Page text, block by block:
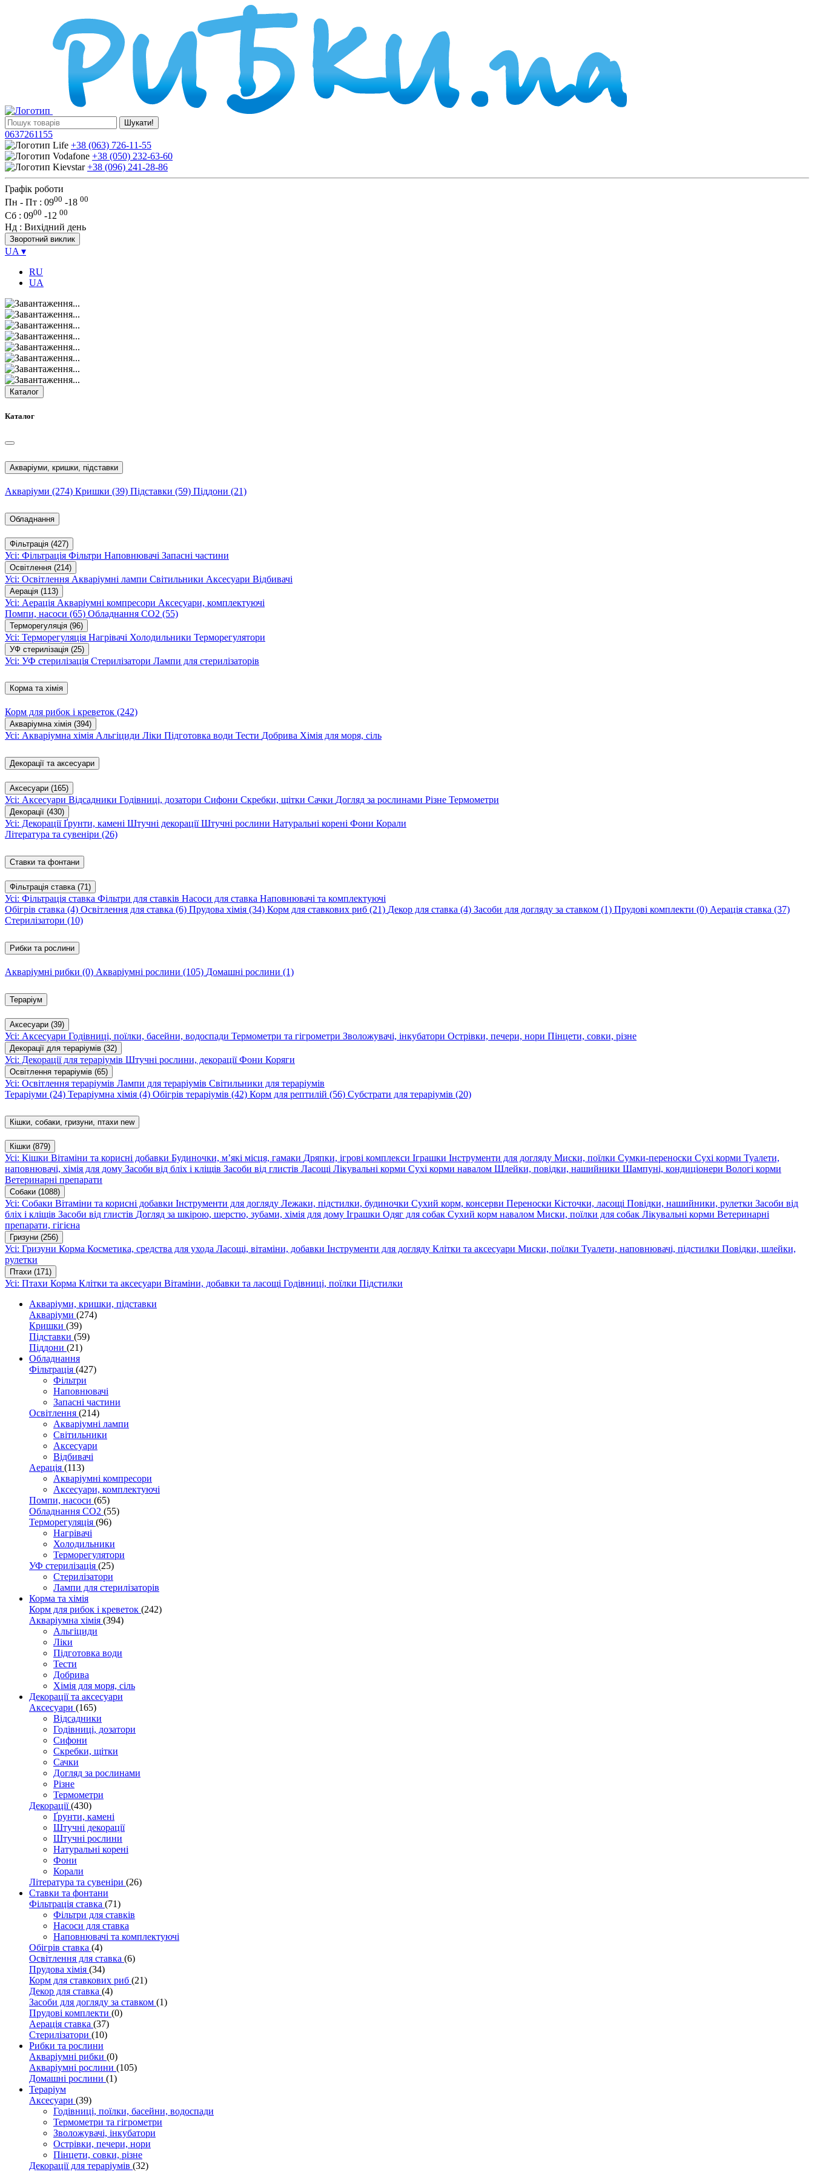
Шукати!
0637261155
+38 (063) 726-11-55
+38 (050) 232-63-60
+38 (096) 241-28-86
Графік роботи
Пн - Пт : 0900 -18 00
Сб : 0900 -12 00
Нд : Вихідний день
Зворотний виклик
UA ▾
RU
UA
Каталог
Каталог
Акваріуми, кришки, підставки
Акваріуми (274) Кришки (39) Підставки (59) Піддони (21)
Обладнання
Фільтрація (427)
Усі: Фільтрація Фільтри Наповнювачі Запасні частини
Освітлення (214)
Усі: Освітлення Акваріумні лампи Світильники Аксесуари Відбивачі
Аерація (113)
Усі: Аерація Акваріумні компресори Аксесуари, комплектуючі
Помпи, насоси (65) Обладнання CO2 (55)
Терморегуляція (96)
Усі: Терморегуляція Нагрівачі Холодильники Терморегулятори
УФ стерилізація (25)
Усі: УФ стерилізація Стерилізатори Лампи для стерилізаторів
Корма та хімія
Корм для рибок і креветок (242)
Акваріумна хімія (394)
Усі: Акваріумна хімія Альгіциди Ліки Підготовка води Тести Добрива Хімія для моря, сіль
Декорації та аксесуари
Аксесуари (165)
Усі: Аксесуари Відсадники Годівниці, дозатори Сифони Скребки, щітки Сачки Догляд за рослинами Різне Термометри
Декорації (430)
Усі: ДекораціїҐрунти, камені Штучні декораціїШтучні рослини Натуральні корені Фони Корали
Література та сувеніри (26)
Ставки та фонтани
Фільтрація ставка (71)
Усі: Фільтрація ставка Фільтри для ставків Насоси для ставка Наповнювачі та комплектуючі
Обігрів ставка (4) Освітлення для ставка (6) Прудова хімія (34) Корм для ставкових риб (21) Декор для ставка (4) Засоби для догляду за ставком (1) Прудові комплекти (0) Аерація ставка (37)
Стерилізатори (10)
Рибки та рослини
Акваріумні рибки (0) Акваріумні рослини (105) Домашні рослини (1)
Тераріум
Аксесуари (39)
Усі: Аксесуари Годівниці, поїлки, басейни, водоспади Термометри та гігрометри Зволожувачі, інкубатори Острівки, печери, нори Пінцети, совки, різне
Декорації для тераріумів (32)
Усі: Декорації для тераріумів Штучні рослини, декораціїФони Коряги
Освітлення тераріумів (65)
Усі: Освітлення тераріумів Лампи для тераріумів Світильники для тераріумів
Тераріуми (24) Тераріумна хімія (4) Обігрів тераріумів (42) Корм для рептилій (56) Субстрати для тераріумів (20)
Кішки, собаки, гризуни, птахи new
Кішки (879)
Усі: Кішки Вітаміни та корисні добавки Будиночки, м’які місця, гамаки Дряпки, ігрові комплекси Іграшки Інструменти для догляду Миски, поїлки Сумки-переноски Сухі корми Туалети,
наповнювачі, хімія для дому Засоби від бліх і кліщів Засоби від глистів Ласощі Лікувальні корми Сухі корми навалом Шлейки, повідки, нашийники Шампуні, кондиціонери Вологі корми
Ветеринарні препарати
Собаки (1088)
Усі: Собаки Вітаміни та корисні добавки Інструменти для догляду Лежаки, підстилки, будиночки Сухий корм, консерви Переноски Кісточки, ласощі Повідки, нашийники, рулетки Засоби від
бліх і кліщів Засоби від глистів Догляд за шкірою, шерстю, зубами, хімія для дому Іграшки Одяг для собак Сухий корм навалом Миски, поїлки для собак Лікувальні корми Ветеринарні
препарати, гігієна
Гризуни (256)
Усі: Гризуни Корма Косметика, средства для ухода Ласощі, вітаміни, добавки Інструменти для догляду Клітки та аксесуари Миски, поїлки Туалети, наповнювачі, підстилки Повідки, шлейки,
рулетки
Птахи (171)
Усі: Птахи Корма Клітки та аксесуари Вітаміни, добавки та ласощі Годівниці, поїлки Підстилки
Акваріуми, кришки, підставки
Акваріуми (274)
Кришки (39)
Підставки (59)
Піддони (21)
Обладнання
Фільтрація (427)
Фільтри
Наповнювачі
Запасні частини
Освітлення (214)
Акваріумні лампи
Світильники
Аксесуари
Відбивачі
Аерація (113)
Акваріумні компресори
Аксесуари, комплектуючі
Помпи, насоси (65)
Обладнання CO2 (55)
Терморегуляція (96)
Нагрівачі
Холодильники
Терморегулятори
УФ стерилізація (25)
Стерилізатори
Лампи для стерилізаторів
Корма та хімія
Корм для рибок і креветок (242)
Акваріумна хімія (394)
Альгіциди
Ліки
Підготовка води
Тести
Добрива
Хімія для моря, сіль
Декорації та аксесуари
Аксесуари (165)
Відсадники
Годівниці, дозатори
Сифони
Скребки, щітки
Сачки
Догляд за рослинами
Різне
Термометри
Декорації(430)
Ґрунти, камені
Штучні декорації
Штучні рослини
Натуральні корені
Фони
Корали
Література та сувеніри (26)
Ставки та фонтани
Фільтрація ставка (71)
Фільтри для ставків
Насоси для ставка
Наповнювачі та комплектуючі
Обігрів ставка (4)
Освітлення для ставка (6)
Прудова хімія (34)
Корм для ставкових риб (21)
Декор для ставка (4)
Засоби для догляду за ставком (1)
Прудові комплекти (0)
Аерація ставка (37)
Стерилізатори (10)
Рибки та рослини
Акваріумні рибки (0)
Акваріумні рослини (105)
Домашні рослини (1)
Тераріум
Аксесуари (39)
Годівниці, поїлки, басейни, водоспади
Термометри та гігрометри
Зволожувачі, інкубатори
Острівки, печери, нори
Пінцети, совки, різне
Декорації для тераріумів (32)